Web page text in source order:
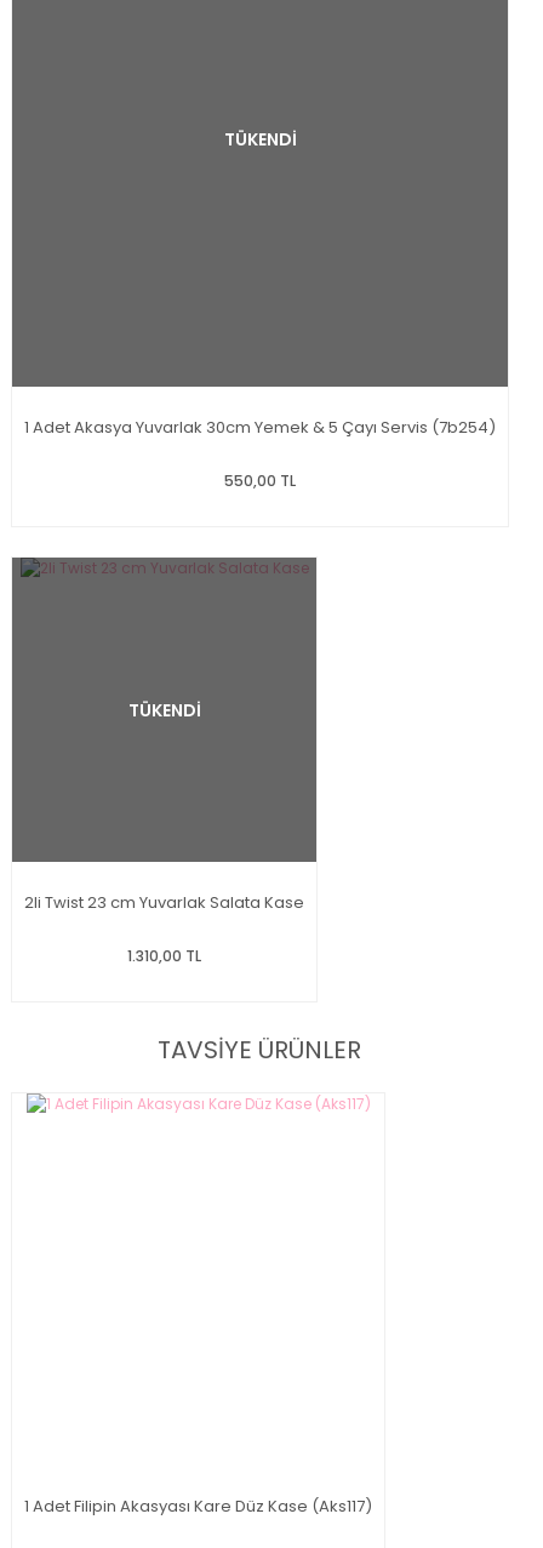
TÜKENDİ
1 Adet Akasya Yuvarlak 30cm Yemek & 5 Çayı Servis (7b254)
550,00 TL
TÜKENDİ
2li Twist 23 cm Yuvarlak Salata Kase
1.310,00 TL
TAVSİYE ÜRÜNLER
1 Adet Filipin Akasyası Kare Düz Kase (Aks117)